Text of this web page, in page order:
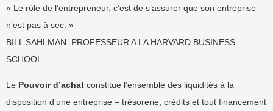
« Le rôle de l’entrepreneur, c’est de s’assurer que son entreprise
n’est pas à sec. »
BILL SAHLMAN. PROFESSEUR A LA HARVARD BUSINESS
SCHOOL
Le Pouvoir d’achat constitue l’ensemble des liquidités à la
disposition d’une entreprise – trésorerie, crédits et tout financement